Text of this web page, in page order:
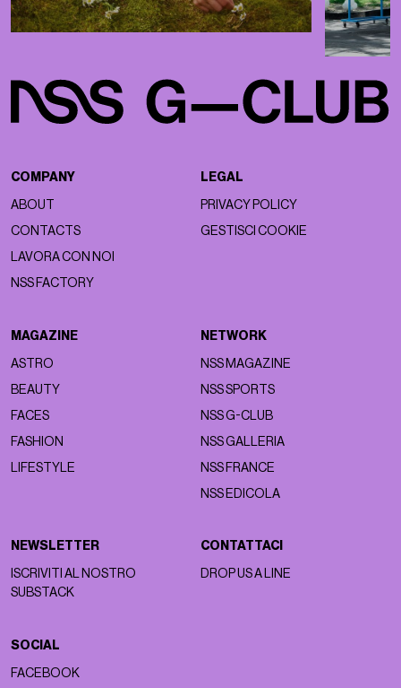
COMPANY
ABOUT
CONTACTS
LAVORA CON NOI
NSS FACTORY
LEGAL
PRIVACY POLICY
GESTISCI COOKIE
MAGAZINE
ASTRO
BEAUTY
FACES
FASHION
LIFESTYLE
NETWORK
NSS MAGAZINE
NSS SPORTS
NSS G-CLUB
NSS GALLERIA
NSS FRANCE
NSS EDICOLA
NEWSLETTER
ISCRIVITI AL NOSTRO
SUBSTACK
CONTATTACI
DROP US A LINE
SOCIAL
FACEBOOK